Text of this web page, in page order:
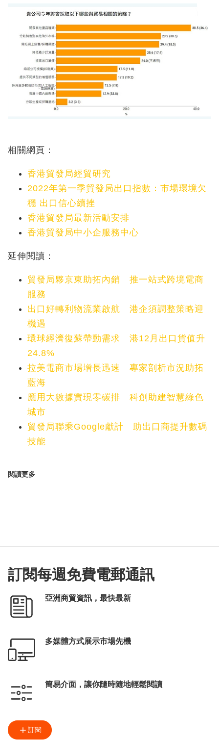
相關網頁：
香港貿發局經貿研究
2022年第一季貿發局出口指數：市場環境欠
穩 出口信心續挫
香港貿發局最新活動安排
香港貿發局中小企服務中心
延伸閱讀：
貿發局夥京東助拓內銷 推一站式跨境電商
服務
出口好轉利物流業啟航 港企須調整策略迎
機遇
環球經濟復蘇帶動需求 港12月出口貨值升
24.8%
拉美電商市場增長迅速 專家剖析市況助拓
藍海
應用大數據實現零碳排 科創助建智慧綠色
城市
貿發局聯乘Google獻計 助出口商提升數碼
技能
閱讀更多
訂閱每週免費電郵通訊
亞洲商貿資訊，最快最新
多媒體方式展示市場先機
簡易介面，讓你隨時隨地輕鬆閱讀
訂閱